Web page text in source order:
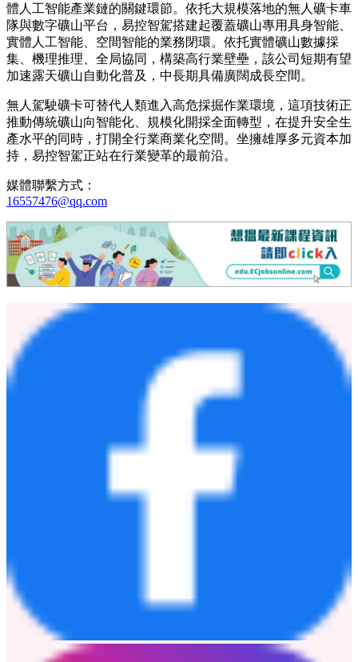
體人工智能產業鏈的關鍵環節。依托大規模落地的無人礦卡車
隊與數字礦山平台，易控智駕搭建起覆蓋礦山專用具身智能、
實體人工智能、空間智能的業務閉環。依托實體礦山數據採
集、機理推理、全局協同，構築高行業壁壘，該公司短期有望
加速露天礦山自動化普及，中長期具備廣闊成長空間。
無人駕駛礦卡可替代人類進入高危採掘作業環境，這項技術正
推動傳統礦山向智能化、規模化開採全面轉型，在提升安全生
產水平的同時，打開全行業商業化空間。坐擁雄厚多元資本加
持，易控智駕正站在行業變革的最前沿。
媒體聯繫方式：
16557476@qq.com